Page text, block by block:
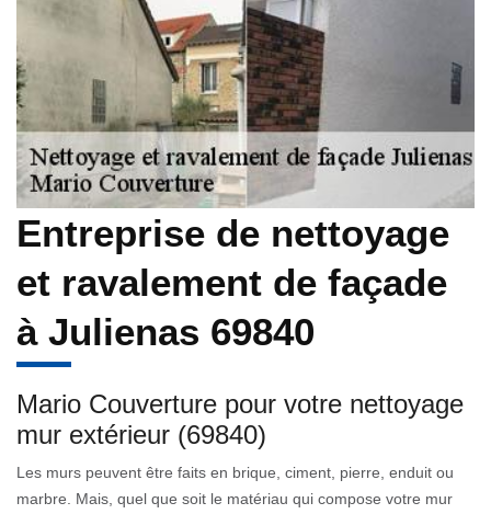
Entreprise de nettoyage
et ravalement de façade
à Julienas 69840
Mario Couverture pour votre nettoyage
mur extérieur (69840)
Les murs peuvent être faits en brique, ciment, pierre, enduit ou
marbre. Mais, quel que soit le matériau qui compose votre mur